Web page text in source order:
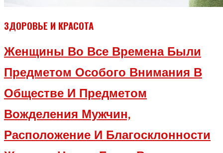
ЗДОРОВЬЕ И КРАСОТА
Женщины Во Все Времена Были
Предметом Особого Внимания В
Обществе И Предметом
Вожделения Мужчин,
Расположение И Благосклонности